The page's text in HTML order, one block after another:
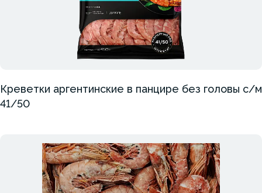
Креветки аргентинские в панцире без головы с/м
41/50